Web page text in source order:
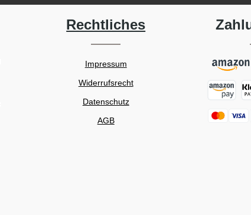
Rechtliches
Impressum
Widerrufsrecht
Datenschutz
AGB